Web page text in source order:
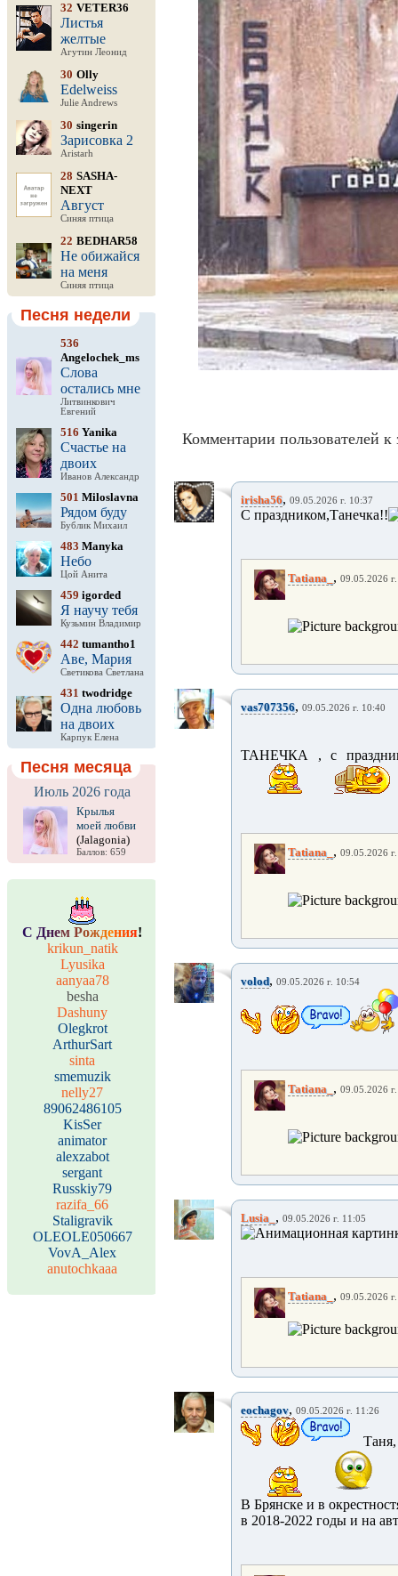
32 VETER36
Листья
желтые
Агутин Леонид
30 Olly
Edelweiss
Julie Andrews
30 singerin
Зарисовка 2
Aristarh
28 SASHA-
NEXT
Август
Синяя птица
22 BEDHAR58
Не обижайся
на меня
Синяя птица
Песня недели
536
Angelochek_ms
Слова
остались мне
Литвинкович
Евгений
516 Yanika
Счастье на
двоих
Иванов Александр
501 Miloslavna
Рядом буду
Бублик Михаил
483 Manyka
Небо
Цой Анита
459 igorded
Я научу тебя
Кузьмин Владимир
442 tumantho1
Аве, Мария
Светикова Светлана
431 twodridge
Одна любовь
на двоих
Карпук Елена
Песня месяца
Июль 2026 года
Крылья
моей любви
(Jalagonia)
Баллов: 659
С Днем Рождения!
krikun_natik
Lyusika
aanyaa78
besha
Dashuny
Olegkrot
ArthurSart
sinta
smemuzik
nelly27
89062486105
KisSer
animator
alexzabot
sergant
Russkiy79
razifa_66
Staligravik
OLEOLE050667
VovA_Alex
anutochkaaa
Комментарии пользователей к
irisha56, 09.05.2026 г. 10:37
С праздником,Танечка!!
Tatiana_ , 09.05.2026
vas707356, 09.05.2026 г. 10:40
ТАНЕЧКА , с
Tatiana_ , 09.05.2026
volod, 09.05.2026 г. 10:54
Tatiana_ , 09.05.2026
Lusia_ , 09.05.2026 г. 11:05
Tatiana_ , 09.05.2026
eochagov, 09.05.2026 г. 11:26
В Брянске и в
в 2018-2022 годы и на